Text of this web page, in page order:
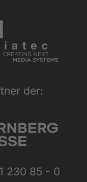
der:
230 85 - 0